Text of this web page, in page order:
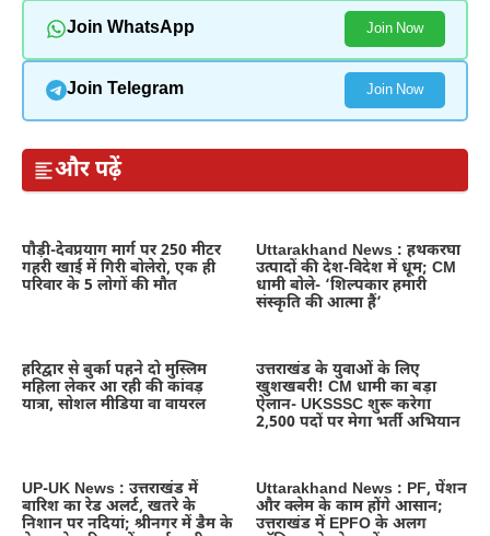
Join WhatsApp Join Now
Join Telegram Join Now
और पढ़ें
पौड़ी-देवप्रयाग मार्ग पर 250 मीटर
गहरी खाई में गिरी बोलेरो, एक ही
परिवार के 5 लोगों की मौत
Uttarakhand News : हथकरघा
उत्पादों की देश-विदेश में धूम; CM
धामी बोले- ‘शिल्पकार हमारी
संस्कृति की आत्मा हैं’
हरिद्वार से बुर्का पहने दो मुस्लिम
महिला लेकर आ रही की कांवड़
यात्रा, सोशल मीडिया वा वायरल
उत्तराखंड के युवाओं के लिए
खुशखबरी! CM धामी का बड़ा
ऐलान- UKSSSC शुरू करेगा
2,500 पदों पर मेगा भर्ती अभियान
UP-UK News : उत्तराखंड में
बारिश का रेड अलर्ट, खतरे के
निशान पर नदियां; श्रीनगर में डैम के
Uttarakhand News : PF, पेंशन
और क्लेम के काम होंगे आसान;
उत्तराखंड में EPFO के अलग